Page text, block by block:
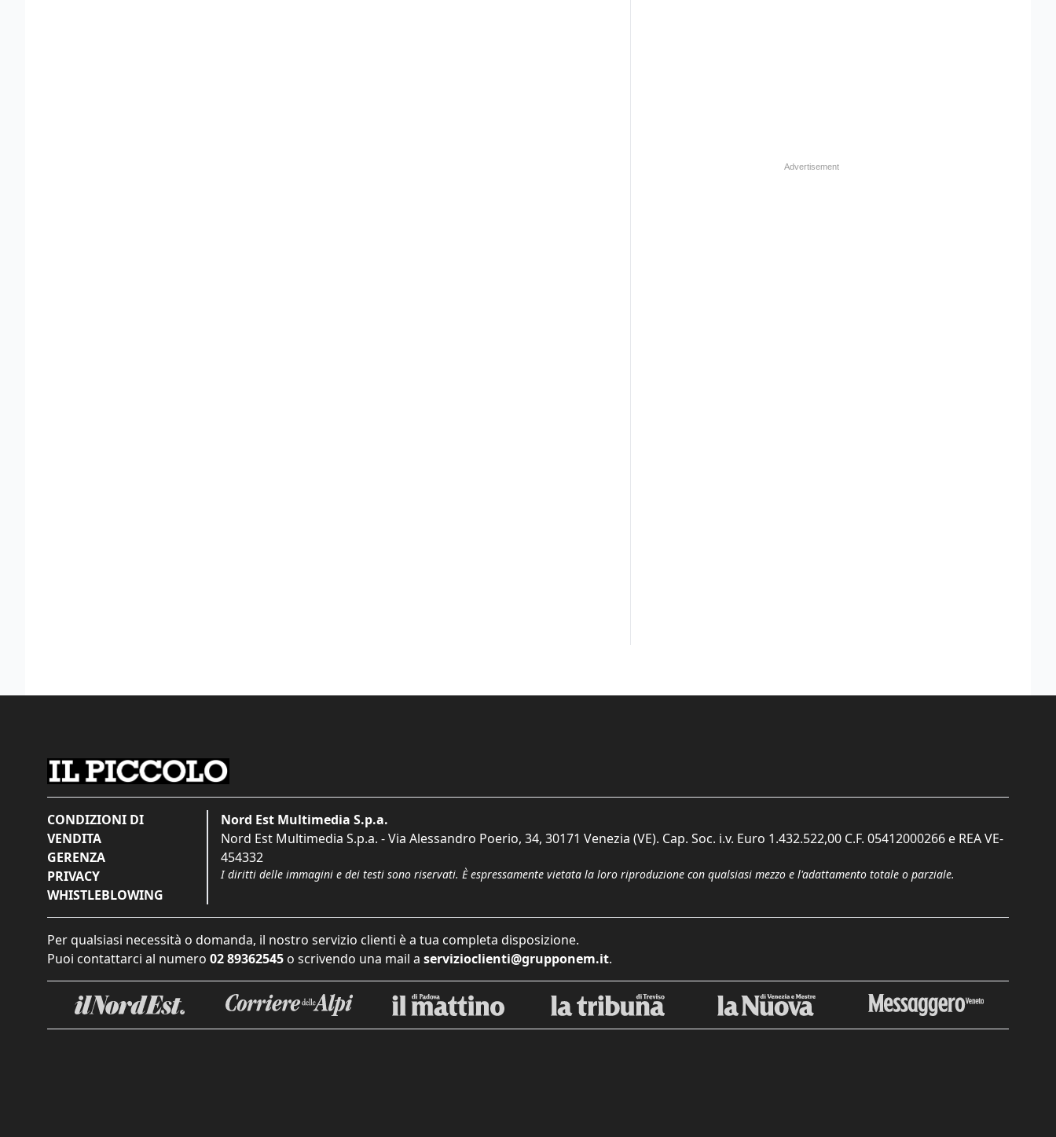
CONDIZIONI DI
VENDITA
GERENZA
PRIVACY
WHISTLEBLOWING
Nord Est Multimedia S.p.a.
Nord Est Multimedia S.p.a. - Via Alessandro Poerio, 34, 30171 Venezia (VE). Cap. Soc. i.v. Euro 1.432.522,00 C.F. 05412000266 e REA VE-
454332
I diritti delle immagini e dei testi sono riservati. È espressamente vietata la loro riproduzione con qualsiasi mezzo e l'adattamento totale o parziale.
Per qualsiasi necessità o domanda, il nostro servizio clienti è a tua completa disposizione.
Puoi contattarci al numero 02 89362545 o scrivendo una mail a servizioclienti@grupponem.it.